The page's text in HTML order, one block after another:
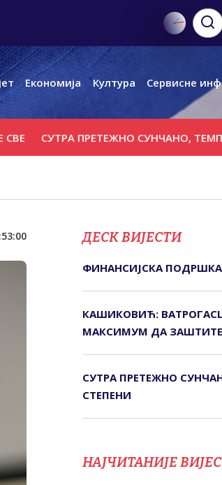
Економија Култура Сервисне
СУТРА ПРЕТЕЖНО СУНЧАНО,
ДЕСК ВИЈЕСТИ
ФИНАНСИЈСКА
КАШИКОВИЋ:
МАКСИМУМ ДА ЗАШТИТЕ
СУТРА ПРЕТЕЖНО
СТЕПЕНИ
НАЈЧИТАНИЈЕ